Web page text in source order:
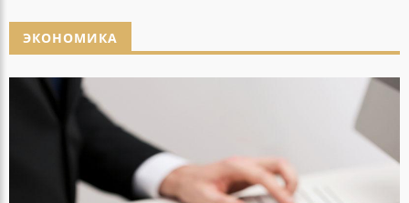
ЭКОНОМИКА